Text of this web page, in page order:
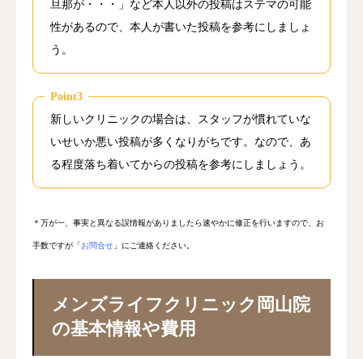
旦那が・・・」など本人以外の投稿はステマの可能
性があるので、本人が書いた投稿を参考にしましょ
う。
Point3
新しいクリニックの場合は、スタッフが慣れていな
いせいか悪い投稿が多くなりがちです。なので、あ
る程度落ち着いてからの投稿を参考にしましょう。
＊万が一、事実と異なる誤情報がありましたら速やかに修正を行いますので、お
手数ですが「お問合せ 」にご連絡ください。
メンズライフクリニック岡山院
の基本情報や費用